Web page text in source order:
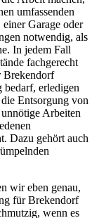
umfassenden
Garage oder
notwendig, als
In jedem Fall
fachgerecht
Brekendorf
bedarf, erledigen
Entsorgung von
Arbeiten
Dazu gehört auch
wir eben genau,
für Brekendorf
wenn es